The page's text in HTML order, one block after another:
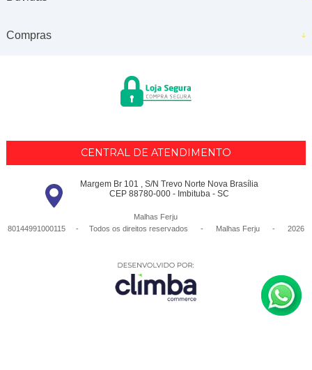
Compras
CENTRAL DE ATENDIMENTO
Margem Br 101 , S/N Trevo Norte Nova Brasília
CEP 88780-000 - Imbituba - SC
Malhas Ferju
80144991000115 - Todos os direitos reservados
- Malhas Ferju - 2026